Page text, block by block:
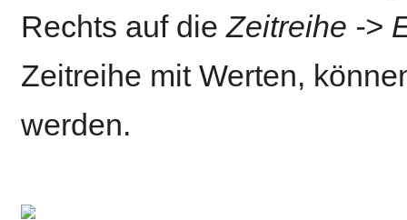
Rechts auf dieZeitreihe ->
Zeitreihe mit Werten,
werden.